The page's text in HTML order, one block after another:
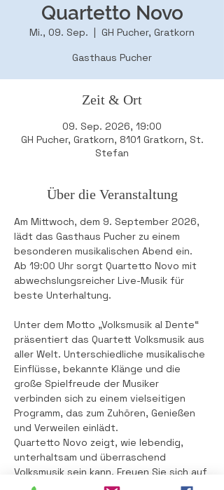
Quartetto Novo
Mi., 09. Sep.
  |
GH Pucher, Gratkorn
Gasthaus Pucher
Zeit & Ort
09. Sep. 2026, 19:00
GH Pucher, Gratkorn, 8101 Gratkorn, St.
Stefan
Über die Veranstaltung
Am Mittwoch, dem 9. September 2026,
lädt das Gasthaus Pucher zu einem
besonderen musikalischen Abend ein.
Ab 19:00 Uhr sorgt Quartetto Novo mit
abwechslungsreicher Live-Musik für
beste Unterhaltung.
Unter dem Motto „Volksmusik al Dente“
präsentiert das Quartett Volksmusik aus
aller Welt. Unterschiedliche musikalische
Einflüsse, bekannte Klänge und die
große Spielfreude der Musiker
verbinden sich zu einem vielseitigen
Programm, das zum Zuhören, Genießen
und Verweilen einlädt.
Quartetto Novo zeigt, wie lebendig,
unterhaltsam und überraschend
Volksmusik sein kann. Freuen Sie sich auf
einen stimmungsvollen Abend, gute